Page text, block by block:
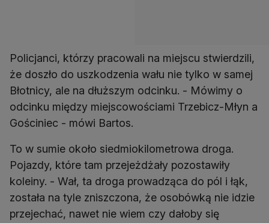
Policjanci, którzy pracowali na miejscu stwierdzili,
że doszło do uszkodzenia wału nie tylko w samej
Błotnicy, ale na dłuższym odcinku. - Mówimy o
odcinku między miejscowościami Trzebicz-Młyn a
Gościniec - mówi Bartos.
To w sumie około siedmiokilometrowa droga.
Pojazdy, które tam przejeżdżały pozostawiły
koleiny. - Wał, ta droga prowadząca do pól i łąk,
została na tyle zniszczona, że osobówką nie idzie
przejechać, nawet nie wiem czy dałoby się